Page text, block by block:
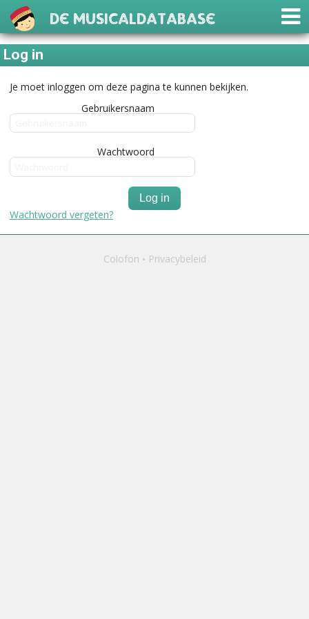
De Musicaldatabase
Log in
Je moet inloggen om deze pagina te kunnen bekijken.
Gebruikersnaam
Wachtwoord
Log in
Wachtwoord vergeten?
Colofon Privacybeleid